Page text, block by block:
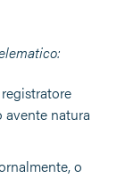
avente natura
o